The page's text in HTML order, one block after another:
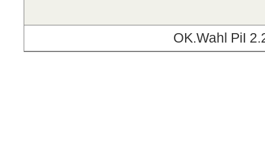
OK.Wahl PiI